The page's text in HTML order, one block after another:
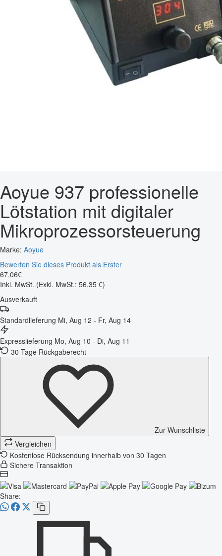
Aoyue 937 professionelle
Lötstation mit digitaler
Mikroprozessorsteuerung
Marke: Aoyue
Bewerten Sie dieses Produkt als Erster
67,06€
Inkl. MwSt. (Exkl. MwSt.: 56,35 €)
Ausverkauft
Standardlieferung Mi, Aug 12 - Fr, Aug 14
Expresslieferung Mo, Aug 10 - Di, Aug 11
30 Tage Rückgaberecht
Zur Wunschliste
Vergleichen
Kostenlose Rücksendung innerhalb von 30 Tagen
Sichere Transaktion
Share: